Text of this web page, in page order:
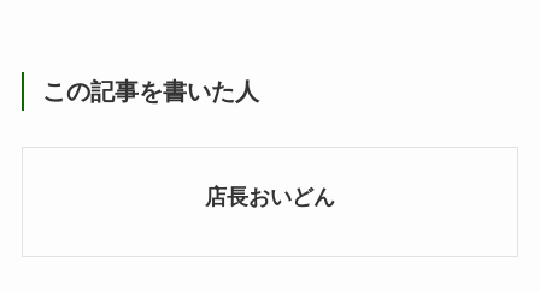
この記事を書いた人
店長おいどん